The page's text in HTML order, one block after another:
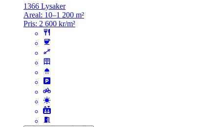
1366 Lysaker
Areal: 10–1 200 m²
Pris: 2 600 kr/m²